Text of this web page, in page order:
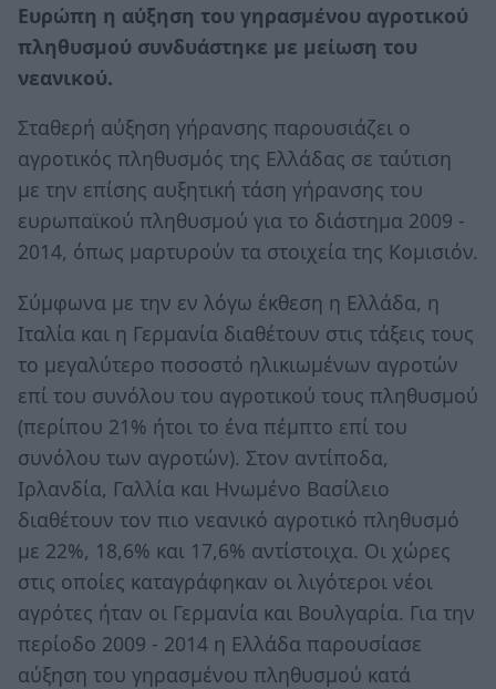
Ευρώπη η αύξηση του γηρασμένου αγροτικού
πληθυσμού συνδυάστηκε με μείωση του
νεανικού.
Σταθερή αύξηση γήρανσης παρουσιάζει ο
αγροτικός πληθυσμός της Ελλάδας σε ταύτιση
με την επίσης αυξητική τάση γήρανσης του
ευρωπαϊκού πληθυσμού για το διάστημα 2009 -
2014, όπως μαρτυρούν τα στοιχεία της Κομισιόν.
Σύμφωνα με την εν λόγω έκθεση η Ελλάδα, η
Ιταλία και η Γερμανία διαθέτουν στις τάξεις τους
το μεγαλύτερο ποσοστό ηλικιωμένων αγροτών
επί του συνόλου του αγροτικού τους πληθυσμού
(περίπου 21% ήτοι το ένα πέμπτο επί του
συνόλου των αγροτών). Στον αντίποδα,
Ιρλανδία, Γαλλία και Ηνωμένο Βασίλειο
διαθέτουν τον πιο νεανικό αγροτικό πληθυσμό
με 22%, 18,6% και 17,6% αντίστοιχα. Οι χώρες
στις οποίες καταγράφηκαν οι λιγότεροι νέοι
αγρότες ήταν οι Γερμανία και Βουλγαρία. Για την
περίοδο 2009 - 2014 η Ελλάδα παρουσίασε
αύξηση του γηρασμένου πληθυσμού κατά